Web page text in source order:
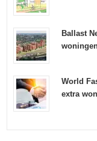
Ballast
World
extra